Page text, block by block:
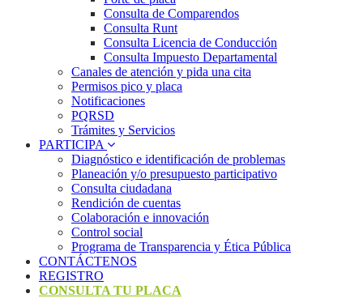
Consulta de Comparendos
Consulta Runt
Consulta Licencia de Conducción
Consulta Impuesto Departamental
Canales de atención y pida una cita
Permisos pico y placa
Notificaciones
PQRSD
Trámites y Servicios
PARTICIPA
Diagnóstico e identificación de problemas
Planeación y/o presupuesto participativo​
Consulta ciudadana
Rendición de cuentas
Colaboración e innovación
Control social
Programa de Transparencia y Ética Pública
CONTÁCTENOS
REGISTRO
CONSULTA TU PLACA